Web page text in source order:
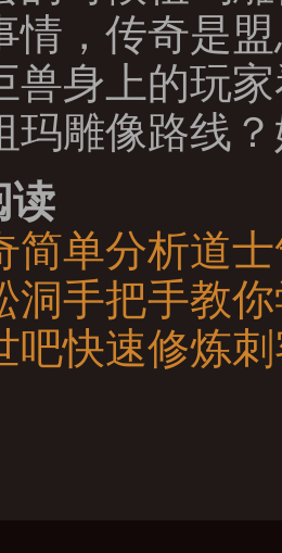
情，传奇是
兽身上的玩
玛雕像路线
读
简单分析道
洞手把手教
吧快速修炼